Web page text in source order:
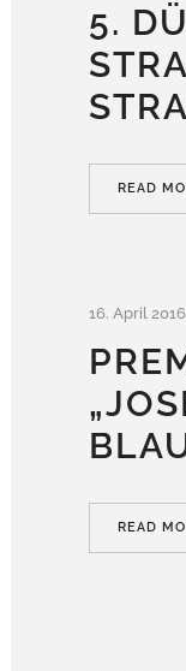
5.
READ
16. April 2016
READ